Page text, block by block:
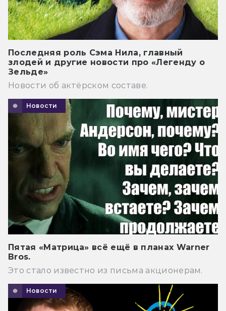
Последняя роль Сэма Нила, главный
злодей и другие новости про «Легенду о
Зельде»
Новости об актёрском составе.
Новости
Пятая «Матрица» всё ещё в планах Warner
Bros.
Это стало известно из письма акционерам.
Новости